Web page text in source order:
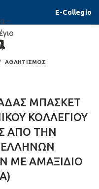
E-Collegio
ΑΘΛΗΤΙΣΜΌΣ
ΜΠΑΣΚΕΤ
ΚΟΛΛΕΓΙΟΥ
ΑΠΟ ΤΗΝ
ΜΕ ΑΜΑΞΙΔΙΟ